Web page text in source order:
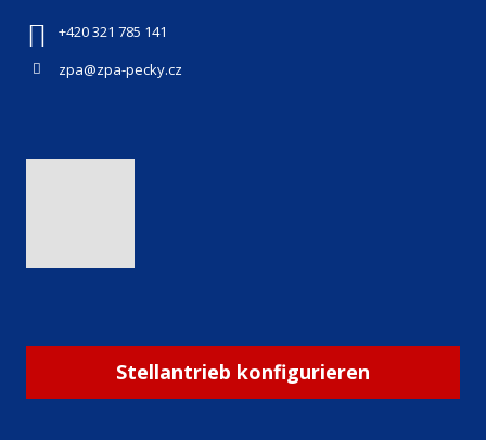
+420 321 785 141
zpa@zpa-pecky.cz
Stellantrieb konfigurieren